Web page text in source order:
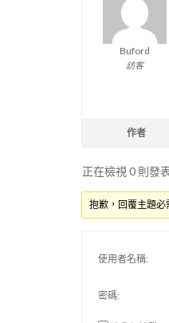
Buford
訪客
作者
正在檢視 0 則發
抱歉，回覆主題必
使用者名稱:
密碼: